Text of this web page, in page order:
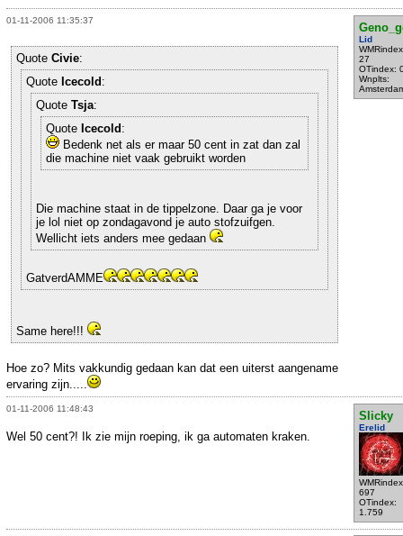
01-11-2006 11:35:37
Lid
27
OTindex:
Wnplts:
Quote Civie:
Quote Icecold:
Quote Tsja:
Quote Icecold:
Bedenk net als er maar 50 cent in zat dan zal
die machine niet vaak gebruikt worden
Die machine staat in de tippelzone. Daar ga je voor
je lol niet op zondagavond je auto stofzuifgen.
Wellicht iets anders mee gedaan
GatverdAMME
Same here!!!
Hoe zo? Mits vakkundig gedaan kan dat een uiterst aangename
ervaring zijn.....
01-11-2006 11:48:43
Slicky
Erelid
697
OTindex:
1.759
Wel 50 cent?! Ik zie mijn roeping, ik ga automaten kraken.